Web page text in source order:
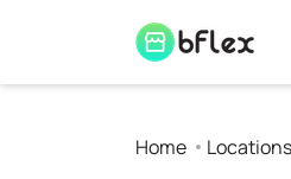
Home Locations